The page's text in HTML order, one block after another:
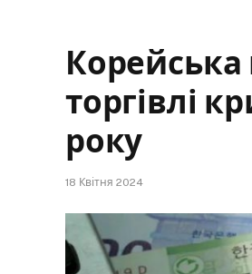
торгівлі
року
18 Квітня 2024